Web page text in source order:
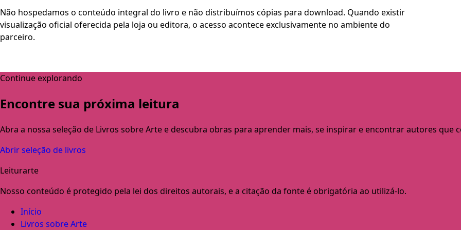
Não hospedamos o conteúdo integral do livro e não distribuímos cópias para download. Quando existir
visualização oficial oferecida pela loja ou editora, o acesso acontece exclusivamente no ambiente do
parceiro.
Continue explorando
Encontre sua próxima leitura
Abra a nossa seleção de Livros sobre Arte e descubra obras para aprender mais, se inspirar e encontrar autores que
Abrir seleção de livros
Leiturarte
Nosso conteúdo é protegido pela lei dos direitos autorais, e a citação da fonte é obrigatória ao utilizá-lo.
Início
Livros sobre Arte